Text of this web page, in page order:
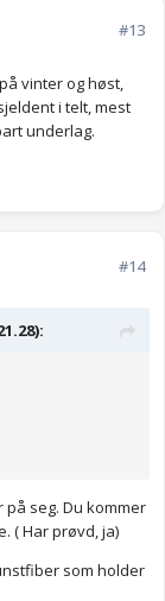
#13
vinter og høst,
i telt, mest
underlag.
#14
seg. Du kommer
( Har prøvd, ja)
som holder